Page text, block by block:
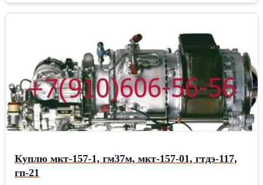
Фильтропакет 8Д2.966.034-4; Фильтропакет 8Д2.966.034-6;
8Д2.966.034-15; Фильтропакет 8Д2.966.034-16; Продам
Фильтропакет 8Д2.966.034-17; Фильтропакет 8Д2.966.034-18;
фильтродиск 8Д6.270.001-1; фильтродиск 8Д6.270.001-2;
фильтродиск 8Д6.270.001-3; Продам фильтродиск 8Д6.270.001-4;
фильтродиск 8Д6.270.001-5; фильтродиск 8Д6.270.001-6
Куплю мкт-157-1, гм37м, мкт-157-01, гтдэ-117,
гп-21